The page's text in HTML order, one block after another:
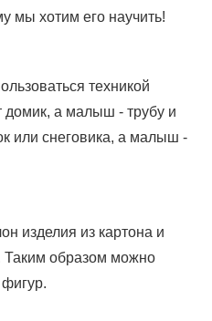
мы хотим его научить!
техникой
а малыш - трубу и
или снеговика, а малыш -
изделия из картона и
Таким образом можно